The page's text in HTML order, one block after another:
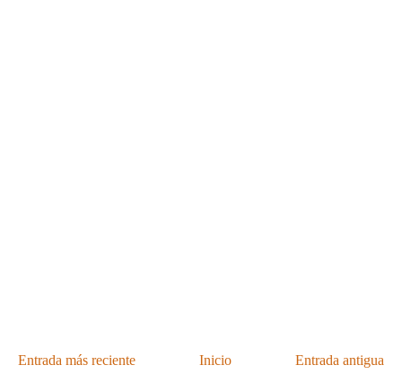
Entrada más reciente Entrada antigua
Inicio